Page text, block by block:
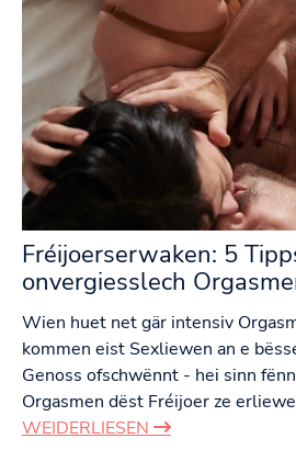
Fréijoerserwaken: 5
onvergiesslech
Wien huet net gär intensiv
kommen eist Sexliewen an e
Genoss ofschwënnt - hei sinn
Orgasmen dëst Fréijoer ze
WEIDERLIESEN